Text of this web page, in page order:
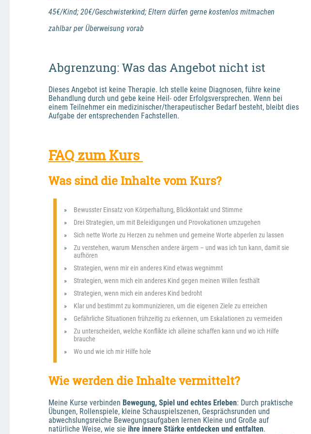
45€/Kind; 20€/Geschwisterkind; Eltern dürfen gerne kostenlos mitmachen
zahlbar per Überweisung vorab
Abgrenzung: Was das Angebot nicht ist
Dieses Angebot ist keine Therapie. Ich stelle keine Diagnosen, führe keine
Behandlung durch und gebe keine Heil- oder Erfolgsversprechen. Wenn bei
einem Teilnehmer ein medizinischer/therapeutischer Bedarf besteht, bleibt dies
Aufgabe der entsprechenden Fachstellen.
FAQ zum Kurs
Was sind die Inhalte vom Kurs?
Bewusster Einsatz von Körperhaltung, Blickkontakt und Stimme
Drei Strategien, um mit Beleidigungen und Provokationen umzugehen
Sich nette Worte zu Herzen zu nehmen und gemeine Worte abperlen zu lassen
Zu verstehen, warum Menschen andere ärgern – und was ich tun kann, damit sie
aufhören
Strategien, wenn mir ein anderes Kind etwas wegnimmt
Strategien, wenn mich ein anderes Kind gegen meinen Willen festhält
Strategien, wenn mich ein anderes Kind bedroht
Klar und bestimmt zu kommunizieren, um die eigenen Ziele zu erreichen
Gefährliche Situationen frühzeitig zu erkennen, um Eskalationen zu vermeiden
Zu unterscheiden, welche Konflikte ich alleine schaffen kann und wo ich Hilfe
brauche
Wo und wie ich mir Hilfe hole
Wie werden die Inhalte vermittelt?
Meine Kurse verbinden Bewegung, Spiel und echtes Erleben: Durch praktische
Übungen, Rollenspiele, kleine Schauspielszenen, Gesprächsrunden und
abwechslungsreiche Bewegungsaufgaben lernen Kleine und Große auf
natürliche Weise, wie sie ihre innere Stärke entdecken und entfalten.